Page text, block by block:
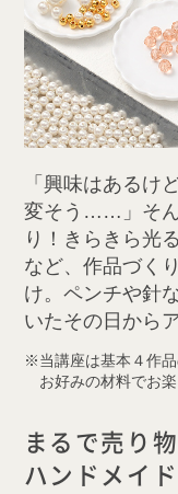
「興味はあるけ
変そう……」そん
り！きらきら光
など、作品づく
け。ペンチや針
いたその日から
当講座は基本４作
お好みの材料でお楽
まるで売り
ハンドメイ